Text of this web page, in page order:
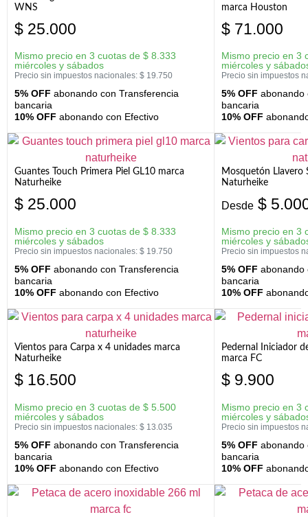
WNS
$ 25.000
Mismo precio en 3 cuotas de $ 8.333
miércoles y sábados
Precio sin impuestos nacionales: $ 19.750
5% OFF abonando con Transferencia
bancaria
10% OFF abonando con Efectivo
marca Houston
$ 71.000
Mismo precio en 3
miércoles y
Precio sin impuestos
5% OFF abonando
bancaria
10% OFF
Guantes Touch Primera Piel GL10 marca
Naturheike
$ 25.000
Mismo precio en 3 cuotas de $ 8.333
miércoles y sábados
Precio sin impuestos nacionales: $ 19.750
5% OFF abonando con Transferencia
bancaria
10% OFF abonando con Efectivo
Mosquetón Llavero
Naturheike
Desde $
Mismo precio en 3
miércoles y
Precio sin impuestos
5% OFF abonando
bancaria
10% OFF
Vientos para Carpa x 4 unidades marca
Naturheike
$ 16.500
Mismo precio en 3 cuotas de $ 5.500
miércoles y sábados
Precio sin impuestos nacionales: $ 13.035
5% OFF abonando con Transferencia
bancaria
10% OFF abonando con Efectivo
Pedernal Iniciador
marca FC
$ 9.900
Mismo precio en 3
miércoles y
Precio sin impuestos
5% OFF abonando
bancaria
10% OFF